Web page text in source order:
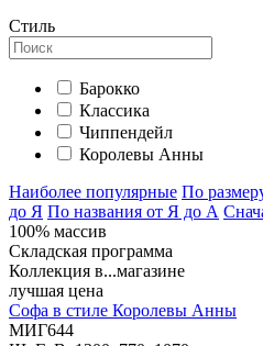
Стиль
Барокко
Классика
Чиппендейл
Королевы Анны
Наиболее популярные По
до Я По названия от Я до А
100% массив
Складская программа
Коллекция в...магазине
лучшая цена
Софа в стиле Королевы Анны
МИГ644